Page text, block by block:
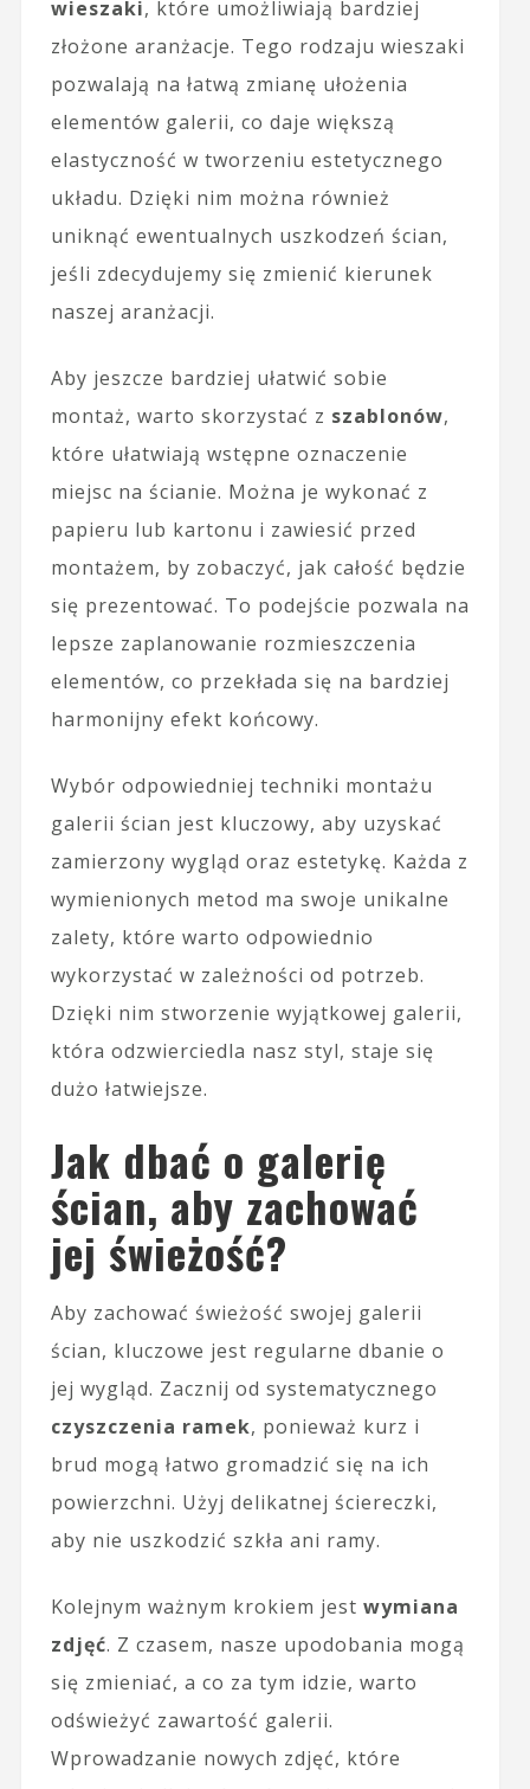
wieszaki, które umożliwiają bardziej
złożone aranżacje. Tego rodzaju wieszaki
pozwalają na łatwą zmianę ułożenia
elementów galerii, co daje większą
elastyczność w tworzeniu estetycznego
układu. Dzięki nim można również
uniknąć ewentualnych uszkodzeń ścian,
jeśli zdecydujemy się zmienić kierunek
naszej aranżacji.
Aby jeszcze bardziej ułatwić sobie
montaż, warto skorzystać z szablonów,
które ułatwiają wstępne oznaczenie
miejsc na ścianie. Można je wykonać z
papieru lub kartonu i zawiesić przed
montażem, by zobaczyć, jak całość będzie
się prezentować. To podejście pozwala na
lepsze zaplanowanie rozmieszczenia
elementów, co przekłada się na bardziej
harmonijny efekt końcowy.
Wybór odpowiedniej techniki montażu
galerii ścian jest kluczowy, aby uzyskać
zamierzony wygląd oraz estetykę. Każda z
wymienionych metod ma swoje unikalne
zalety, które warto odpowiednio
wykorzystać w zależności od potrzeb.
Dzięki nim stworzenie wyjątkowej galerii,
która odzwierciedla nasz styl, staje się
dużo łatwiejsze.
Jak dbać o galerię
ścian, aby zachować
jej świeżość?
Aby zachować świeżość swojej galerii
ścian, kluczowe jest regularne dbanie o
jej wygląd. Zacznij od systematycznego
czyszczenia ramek, ponieważ kurz i
brud mogą łatwo gromadzić się na ich
powierzchni. Użyj delikatnej ściereczki,
aby nie uszkodzić szkła ani ramy.
Kolejnym ważnym krokiem jest wymiana
zdjęć. Z czasem, nasze upodobania mogą
się zmieniać, a co za tym idzie, warto
odświeżyć zawartość galerii.
Wprowadzanie nowych zdjęć, które